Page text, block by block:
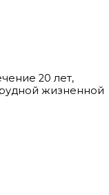
20 лет,
жизненной